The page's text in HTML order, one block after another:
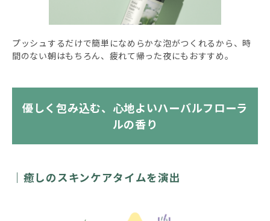
プッシュするだけで簡単になめらかな泡がつくれるから、時
間のない朝はもちろん、疲れて帰った夜にもおすすめ。
優しく包み込む、心地よいハーバルフローラ
ルの香り
癒しのスキンケアタイムを演出